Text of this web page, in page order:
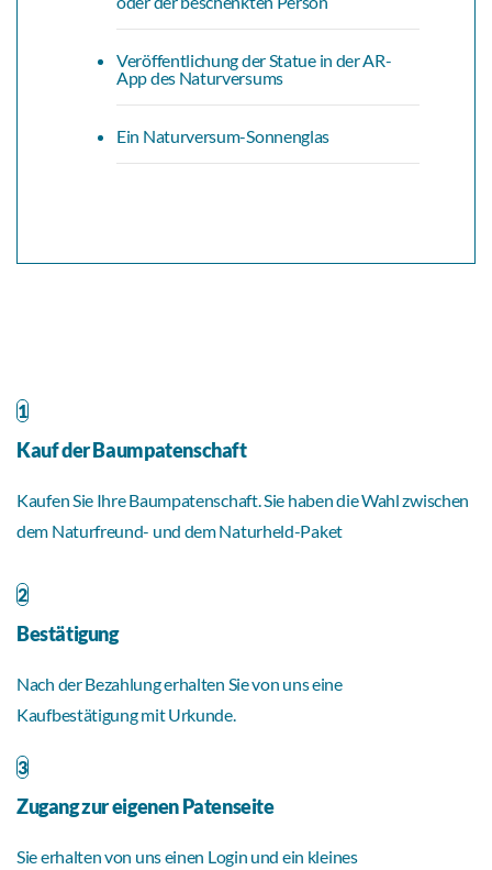
Veröffentlichung der Statue in der AR-
App des Naturversums
Ein Naturversum-Sonnenglas
1
Kauf der Baumpatenschaft
Kaufen Sie Ihre Baumpatenschaft. Sie haben die Wahl zwischen
dem Naturfreund- und dem Naturheld-Paket
2
Bestätigung
Nach der Bezahlung erhalten Sie von uns eine
Kaufbestätigung mit Urkunde.
3
Zugang zur eigenen Patenseite
Sie erhalten von uns einen Login und ein kleines